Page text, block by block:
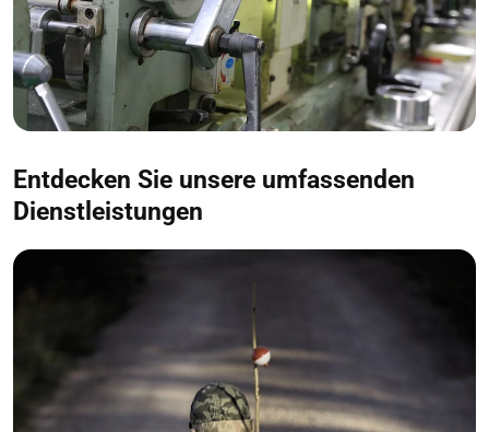
Entdecken Sie unsere umfassenden
Dienstleistungen